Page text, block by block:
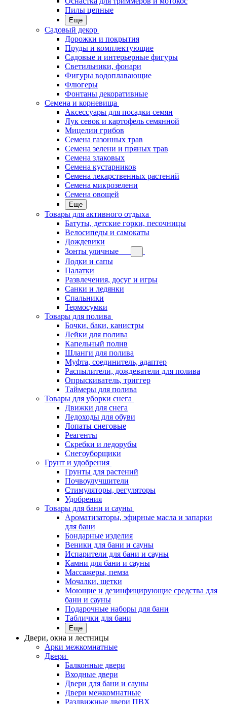
Пилы цепные
Еще
Садовый декор
Дорожки и покрытия
Пруды и комплектующие
Садовые и интерьерные фигуры
Светильники, фонари
Фигуры водоплавающие
Флюгеры
Фонтаны декоративные
Семена и корневища
Аксессуары для посадки семян
Лук севок и картофель семянной
Мицелии грибов
Семена газонных трав
Семена зелени и пряных трав
Семена злаковых
Семена кустарников
Семена лекарственных растений
Семена микрозелени
Семена овощей
Еще
Товары для активного отдыха
Батуты, детские горки, песочницы
Велосипеды и самокаты
Дождевики
Зонты уличные
Лодки и сапы
Палатки
Развлечения, досуг и игры
Санки и ледянки
Спальники
Термосумки
Товары для полива
Бочки, баки, канистры
Лейки для полива
Капельный полив
Шланги для полива
Муфта, соединитель, адаптер
Распылители, дождеватели для полива
Опрыскиватель, триггер
Таймеры для полива
Товары для уборки снега
Движки для снега
Ледоходы для обуви
Лопаты снеговые
Реагенты
Скребки и ледорубы
Снегоуборщики
Грунт и удобрения
Грунты для растений
Почвоулучшители
Стимуляторы, регуляторы
Удобрения
Товары для бани и сауны
Ароматизаторы, эфирные масла и запарки
для бани
Бондарные изделия
Веники для бани и сауны
Испарители для бани и сауны
Камни для бани и сауны
Массажеры, пемза
Мочалки, щетки
Моющие и дезинфицирующие средства для
бани и сауны
Подарочные наборы для бани
Таблички для бани
Еще
Двери, окна и лестницы
Арки межкомнатные
Двери
Балконные двери
Входные двери
Двери для бани и сауны
Двери межкомнатные
Раздвижные двери ПВХ